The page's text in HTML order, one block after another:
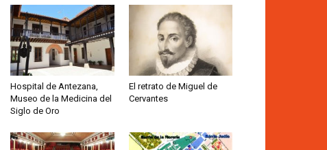
Hospital de Antezana,
Museo de la Medicina del
Siglo de Oro
El retrato de Miguel de
Cervantes